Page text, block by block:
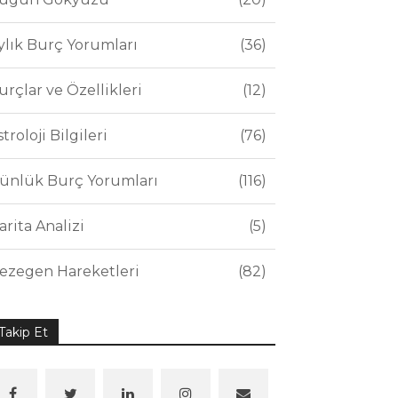
Burç Yorumları 36
ve Özellikleri 12
Bilgileri 76
Burç Yorumları 116
Analizi 5
Hareketleri 82
Et